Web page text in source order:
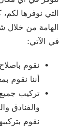
التي نوفرها
الهامة من خلال
في الآتي:
نقوم
أننا نقوم
تركيب
والفنادق
نقوم